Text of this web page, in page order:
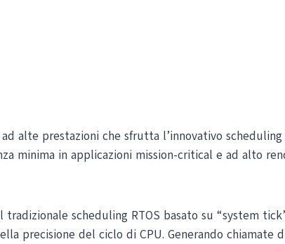
alte prestazioni che sfrutta l’innovativo
minima in applicazioni mission-critical e ad alto
tradizionale scheduling RTOS basato su “system
precisione del ciclo di CPU. Generando chiamate